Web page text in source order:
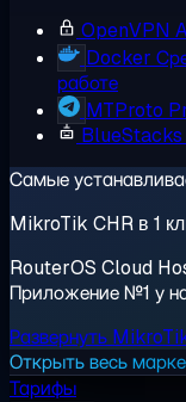
OpenVPN
Docker
работе
MTProto
BlueStacks
Самые
MikroTik CHR в 1
RouterOS Cloud
Приложение №1 у
Развернуть
Открыть весь
Тарифы